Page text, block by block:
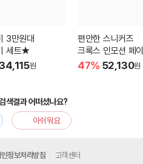
3만원대
세트★
원
편안한 스니커즈
크록스 인모션 페
47% 52,130원
색결과 어떠셨나요?
아쉬워요
정보처리방침 고객센터